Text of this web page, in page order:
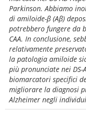
Parkinson. Abbiamo
di amiloide-β (Aβ)
potrebbero fungere da
CAA. In conclusione,
relativamente
la patologia amiloide
più pronunciate nei
biomarcatori specifici
migliorare la diagnosi
Alzheimer negli